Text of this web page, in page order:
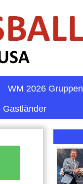
WM 2026 Gruppen
Gastländer